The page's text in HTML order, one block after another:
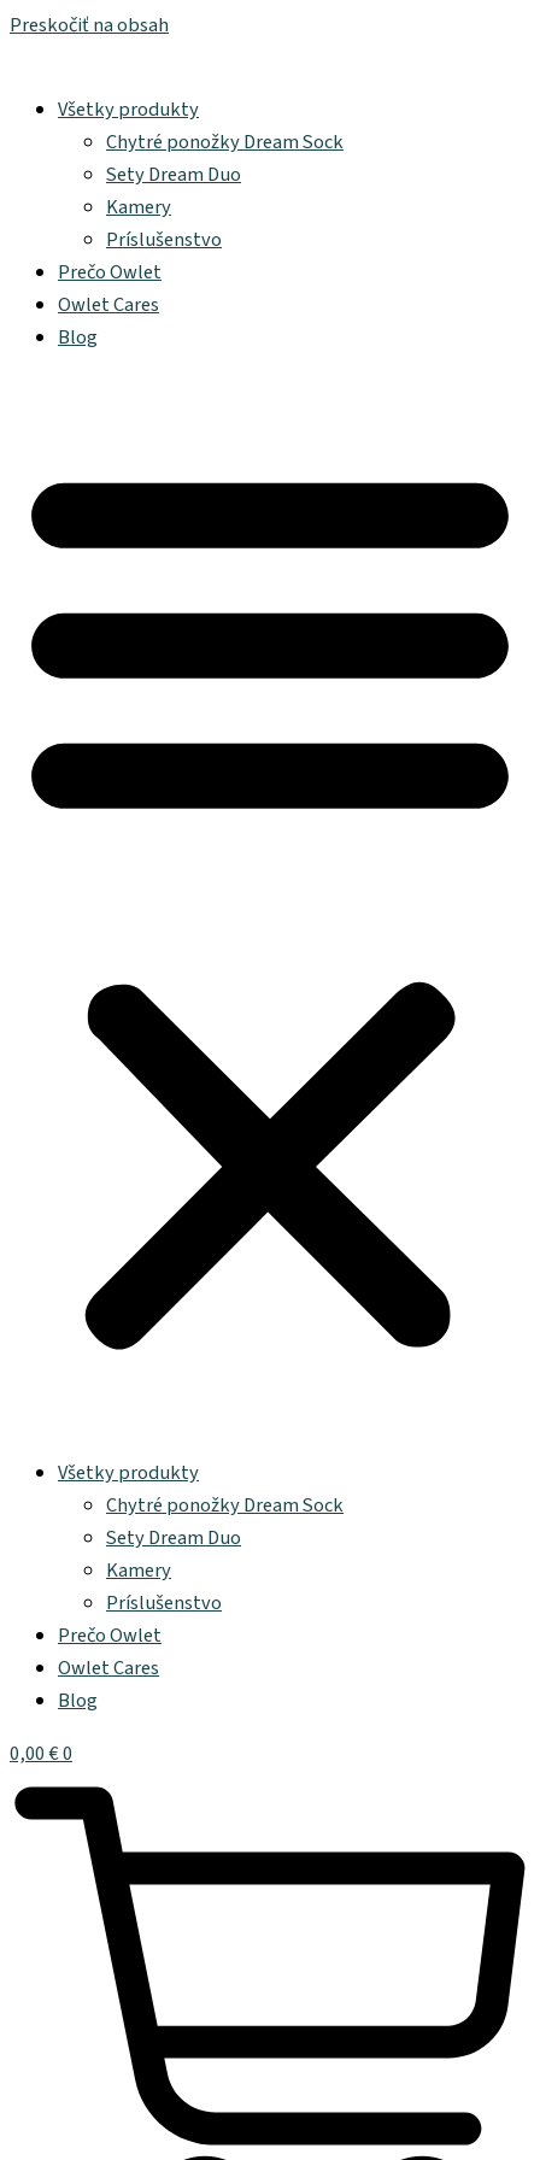
Preskočiť na obsah
Všetky produkty
Chytré ponožky Dream Sock
Sety Dream Duo
Kamery
Príslušenstvo
Prečo Owlet
Owlet Cares
Blog
Všetky produkty
Chytré ponožky Dream Sock
Sety Dream Duo
Kamery
Príslušenstvo
Prečo Owlet
Owlet Cares
Blog
0,00€0